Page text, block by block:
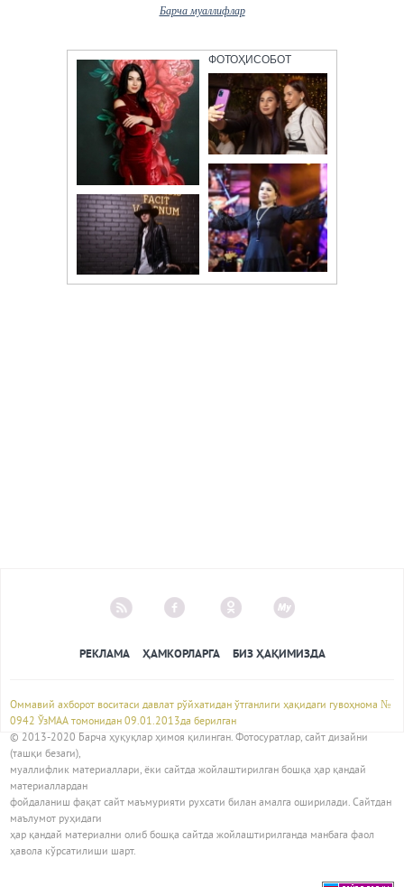
Барча муаллифлар
ФОТОҲИСОБОТ
РЕКЛАМА ҲАМКОРЛАРГА БИЗ ҲАҚИМИЗДА
Оммавий ахборот воситаси давлат рўйхатидан ўтганлиги ҳақидаги гувоҳнома №
0942 ЎзМАА томонидан 09.01.2013да берилган
© 2013-2020 Барча ҳуқуқлар ҳимоя қилинган. Фотосуратлар, сайт дизайни
(ташқи безаги),
муаллифлик материаллари, ёки сайтда жойлаштирилган бошқа ҳар қандай
материаллардан
фойдаланиш фақат сайт маъмурияти рухсати билан амалга оширилади. Сайтдан
маълумот руҳидаги
ҳар қандай материални олиб бошқа сайтда жойлаштирилганда манбага фаол
ҳавола кўрсатилиши шарт.